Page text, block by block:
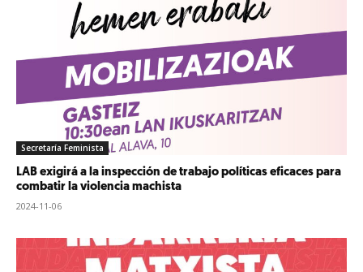
Secretaría Feminista
LAB exigirá a la inspección de trabajo políticas eficaces para
combatir la violencia machista
2024-11-06